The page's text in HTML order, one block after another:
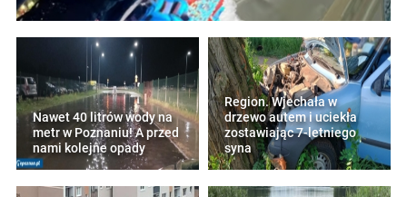
Nawet 40 litrów wody na
metr w Poznaniu! A przed
nami kolejne opady
Region. Wjechała w
drzewo autem i uciekła
zostawiając 7-letniego
syna